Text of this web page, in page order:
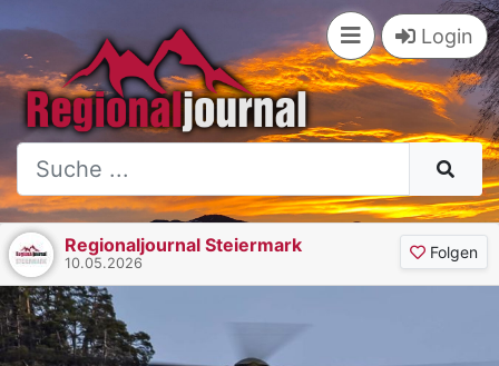
Login
Regionaljournal Steiermark
10.05.2026
Folgen